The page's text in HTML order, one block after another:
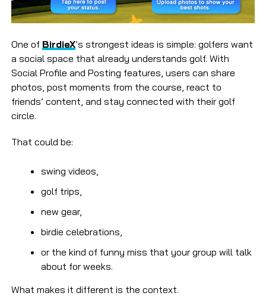
One of BirdieX’s strongest ideas is simple: golfers want
a social space that already understands golf. With
Social Profile and Posting features, users can share
photos, post moments from the course, react to
friends’ content, and stay connected with their golf
circle.
That could be:
swing videos,
golf trips,
new gear,
birdie celebrations,
or the kind of funny miss that your group will talk
about for weeks.
What makes it different is the context.